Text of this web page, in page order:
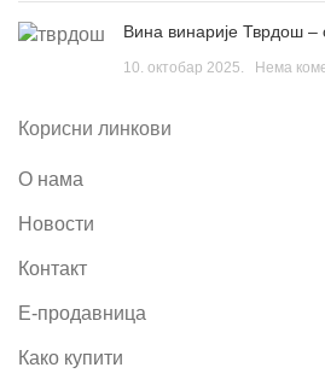
Вина винарије Тврдош
10. октобар 2025. Нема
Корисни линкови
О нама
Новости
Контакт
Е-продавница
Како купити